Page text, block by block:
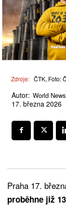
Zdroje: ČTK, Foto:
Autor: World
17. března 2026
Praha 17.
proběhne již